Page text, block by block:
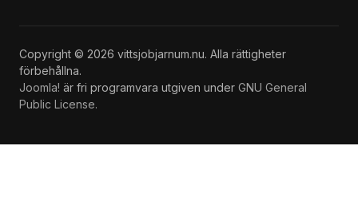
Copyright © 2026 vittsjobjarnum.nu. Alla rättigheter
förbehållna.
Joomla! är fri programvara utgiven under GNU General
Public License.